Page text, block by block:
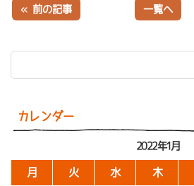
カレンダー
2022年1月
月 火 水 木
« 前の記事 一覧へ